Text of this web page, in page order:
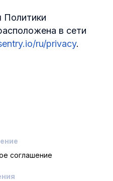
Политики
в сети
ru/privacy.
соглашение